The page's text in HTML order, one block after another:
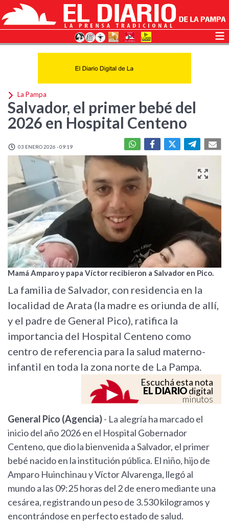
La Pampa
Salvador, el primer bebé del
2026 en Hospital Centeno
03 ENERO 2026 - 09:19
Mamá Amparo y papa Víctor recibieron a Salvador en Pico.
La familia de Salvador, con residencia en la
localidad de Arata (la madre es oriunda de allí,
y el padre de General Pico), ratifica la
importancia del Hospital Centeno como
centro de referencia para la salud materno-
infantil en toda la zona norte de La Pampa.
Escuchá esta nota
EL DIARIOdigital
minutos
General Pico (Agencia)- La alegría ha marcado el
inicio del año 2026 en el Hospital Gobernador
Centeno, que dio la bienvenida a Salvador, el primer
bebé nacido en la institución pública. El niño, hijo de
Amparo Huinchinau y Víctor Alvarenga, llegó al
mundo a las 09:25 horas del 2 de enero mediante una
cesárea, registrando un peso de 3.530 kilogramos y
encontrándose en perfecto estado de salud.